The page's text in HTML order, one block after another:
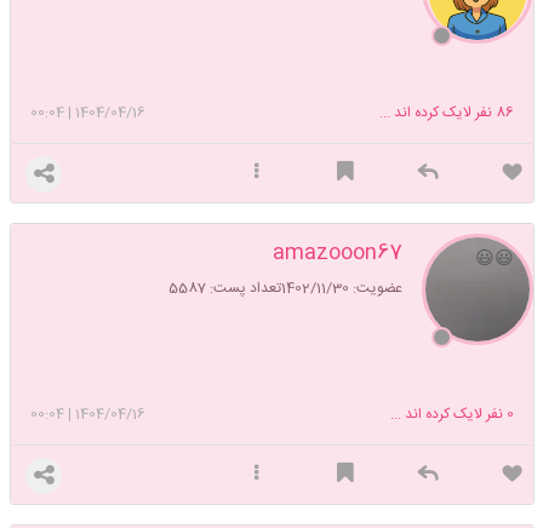
1404/04/16
|
00:04 86 نفر لایک کرده اند ...
amazooon67
عضویت: 1402/11/30 تعداد پست: 5587
😃😃
1404/04/16
|
00:04 0 نفر لایک کرده اند ...